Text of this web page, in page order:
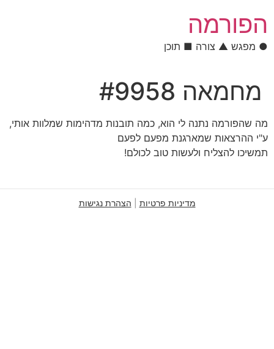
הפורמה
● מפגש ▲ צורה ■ תוכן
מחמאה #9958
מה שהפורמה נתנה לי הוא, כמה תובנות מדהימות שמלוות אותי,
ע"י ההרצאות שמארגנת מפעם לפעם
תמשיכו להצליח ולעשות טוב לכולם!
מדיניות פרטיות הצהרת נגישות